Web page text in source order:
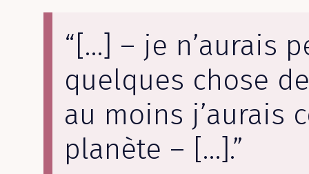
“[…] – je n’aurais
quelques chose
au moins j’aurais
planète – […].”